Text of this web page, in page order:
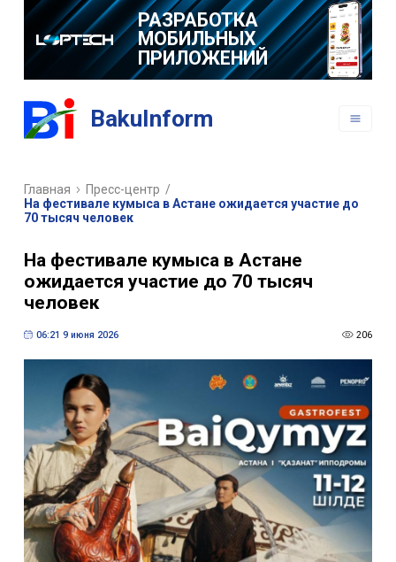
РАЗРАБОТКА
МОБИЛЬНЫХ
ПРИЛОЖЕНИЙ
BakuInform
Главная Пресс-центр /
На фестивале кумыса в Астане ожидается участие до
70 тысяч человек
На фестивале кумыса в Астане
ожидается участие до 70 тысяч
человек
06:21 9 июня 2026 206